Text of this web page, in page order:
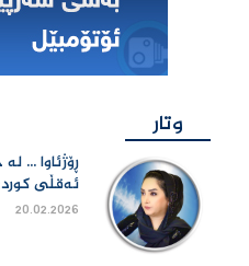
وتار
ڕۆژئاوا ...
ئەقڵی
20.02.2026